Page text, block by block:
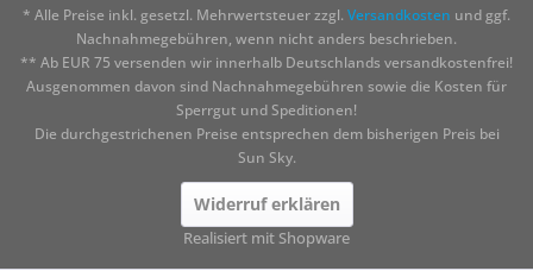
* Alle Preise inkl. gesetzl. Mehrwertsteuer zzgl. Versandkosten und ggf.
Nachnahmegebühren, wenn nicht anders beschrieben.
** Ab EUR 75 versenden wir innerhalb Deutschlands versandkostenfrei!
Ausgenommen davon sind Nachnahmegebühren sowie die Kosten für
Sperrgut und Speditionen!
Die durchgestrichenen Preise entsprechen dem bisherigen Preis bei
Sun Sky.
Widerruf erklären
Realisiert mit Shopware